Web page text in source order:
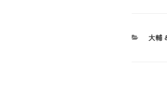
大輔